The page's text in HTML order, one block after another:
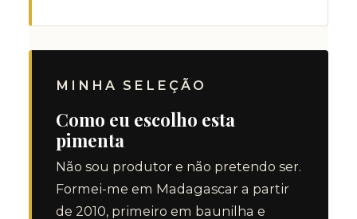
MINHA SELEÇÃO
Como eu escolho esta
pimenta
Não sou produtor e não pretendo ser.
Formei-me em Madagascar a partir
de 2010, primeiro em baunilha e